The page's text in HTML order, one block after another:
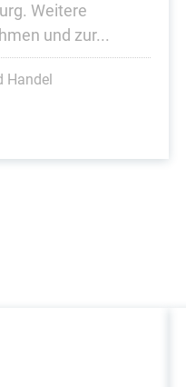
Weitere
und zur...
Handel